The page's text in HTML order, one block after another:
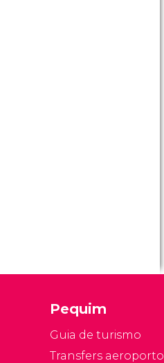
Pequim
Guia de turismo
Transfers aeroporto